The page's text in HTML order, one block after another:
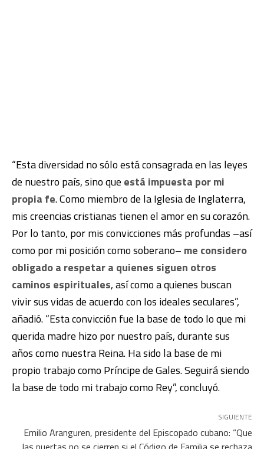
“Esta diversidad no sólo está consagrada en las leyes
de nuestro país, sino que está impuesta por mi
propia fe. Como miembro de la Iglesia de Inglaterra,
mis creencias cristianas tienen el amor en su corazón.
Por lo tanto, por mis convicciones más profundas –así
como por mi posición como soberano– me considero
obligado a respetar a quienes siguen otros
caminos espirituales, así como a quienes buscan
vivir sus vidas de acuerdo con los ideales seculares”,
añadió. “Esta convicción fue la base de todo lo que mi
querida madre hizo por nuestro país, durante sus
años como nuestra Reina. Ha sido la base de mi
propio trabajo como Príncipe de Gales. Seguirá siendo
la base de todo mi trabajo como Rey”, concluyó.
SIGUIENTE
Emilio Aranguren, presidente del Episcopado cubano: “Que